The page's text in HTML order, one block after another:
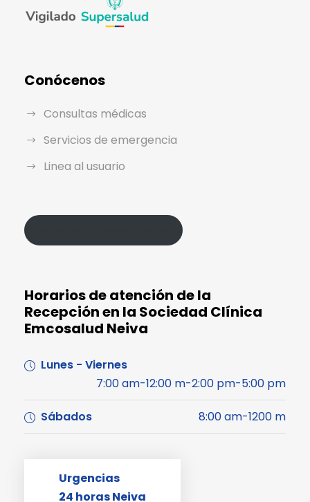
Conócenos
Consultas médicas
Servicios de emergencia
Linea al usuario
Horarios de atención de la
Recepción en la Sociedad Clínica
Emcosalud Neiva
Lunes - Viernes
7:00 am-12:00 m-2:00 pm-5:00 pm
Sábados 8:00 am-1200 m
Urgencias
24 horas Neiva